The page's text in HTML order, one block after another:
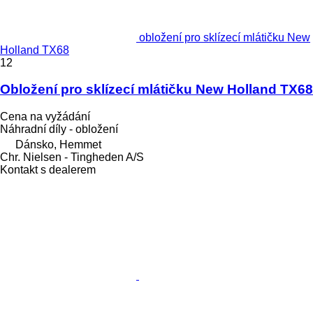
obložení pro sklízecí mlátičku New
Holland TX68
12
Obložení pro sklízecí mlátičku New Holland TX68
Cena na vyžádání
Náhradní díly - obložení
Dánsko, Hemmet
Chr. Nielsen - Tingheden A/S
Kontakt s dealerem